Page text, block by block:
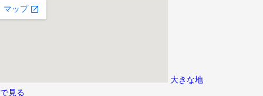
大きな地
見る